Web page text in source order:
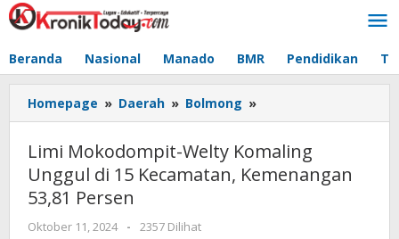
Lewati
ke
Beranda Nasional Manado BMR Pendidikan
Homepage » Daerah » Bolmong »
Mokodompit-
Welty
Komaling
Unggul
Limi Mokodompit-Welty Komaling
Unggul di 15 Kecamatan, Kemenangan
53,81 Persen
Oktober 11, 2024
oleh
-
2357 Dilihat